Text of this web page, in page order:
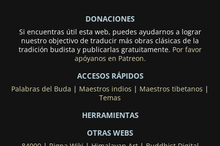
DONACIONES
Si encuentras útil esta web, puedes ayudarnos a lograr
nuestro objectivo de traducir más obras clásicas de la
tradición budista y publicarlas gratuitamente. Por favor
apóyanos en Patreon.
ACCESOS RÁPIDOS
Palabras del Buda | Maestros indios | Maestros tibetanos |
Temas
HERRAMIENTAS
OTRAS WEBS